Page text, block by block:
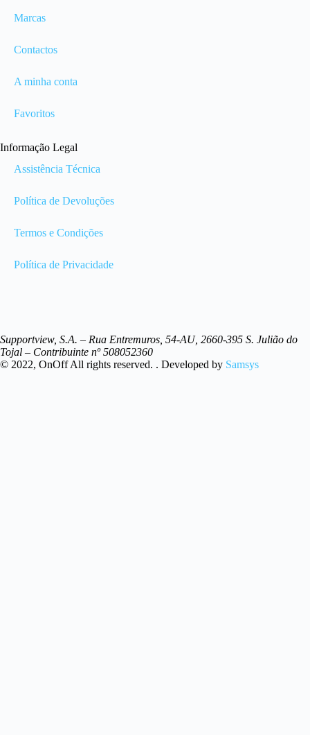
Marcas
Contactos
A minha conta
Favoritos
Informação Legal
Assistência Técnica
Política de Devoluções
Termos e Condições
Política de Privacidade
Supportview, S.A. – Rua Entremuros, 54-AU, 2660-395 S. Julião do
Tojal – Contribuinte nº 508052360
© 2022, OnOff All rights reserved. . Developed by Samsys